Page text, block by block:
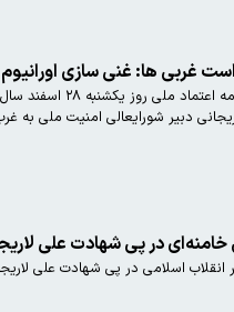
غربی ها: غنی سازی
دبیر شورایعالی امنیت ملی به
در پی شهادت علی
انقلاب اسلامی در پی شهادت علی